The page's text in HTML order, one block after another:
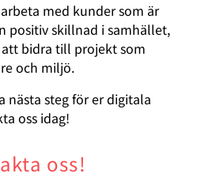
med kunder som är
positiv skillnad i samhället,
bidra till projekt som
och miljö.
nästa steg för er digitala
oss idag!
oss!